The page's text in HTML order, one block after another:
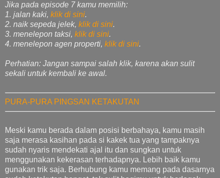
Jika pada episode 7 kamu memilih:
1. jalan kaki, klik di sini.
2. naik sepeda jelek, klik di sini.
3. menelepon taksi, klik di sini.
4. menelepon agen properti, klik di sini.
Perhatian: Jangan sampai salah klik, karena akan sulit
sekali untuk kembali ke awal.
PURA-PURA PINGSAN KETAKUTAN
Meski kamu berada dalam posisi berbahaya, kamu masih
saja merasa kasihan pada si kakek tua yang tampaknya
sudah nyaris mendekati ajal itu dan sungkan untuk
menggunakan kekerasan terhadapnya. Lebih baik kamu
gunakan trik saja. Berhubung kamu memang pada dasarnya